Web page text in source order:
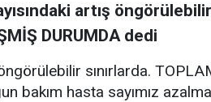
artış
DURUMDA dedi
sınırlarda.
bakım hasta sayımız